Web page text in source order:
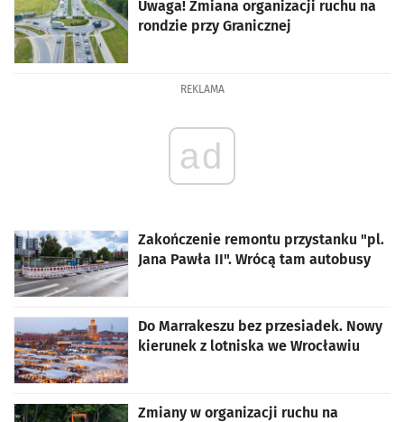
Uwaga! Zmiana organizacji ruchu na
rondzie przy Granicznej
REKLAMA
ad
Zakończenie remontu przystanku "pl.
Jana Pawła II". Wrócą tam autobusy
Do Marrakeszu bez przesiadek. Nowy
kierunek z lotniska we Wrocławiu
Zmiany w organizacji ruchu na